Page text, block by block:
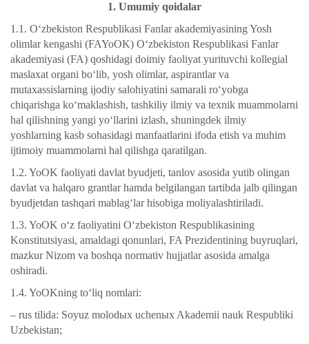
1. Umumiy qoidalar
1.1. O‘zbekiston Respublikasi Fanlar akademiyasining Yosh
olimlar kengashi (FAYoOK) O‘zbekiston Respublikasi Fanlar
akademiyasi (FA) qoshidagi doimiy faoliyat yurituvchi kollegial
maslaxat organi bo‘lib, yosh olimlar, aspirantlar va
mutaxassislarning ijodiy salohiyatini samarali ro‘yobga
chiqarishga ko‘maklashish, tashkiliy ilmiy va texnik muammolarni
hal qilishning yangi yo‘llarini izlash, shuningdek ilmiy
yoshlarning kasb sohasidagi manfaatlarini ifoda etish va muhim
ijtimoiy muammolarni hal qilishga qaratilgan.
1.2. YoOK faoliyati davlat byudjeti, tanlov asosida yutib olingan
davlat va halqaro grantlar hamda belgilangan tartibda jalb qilingan
byudjetdan tashqari mablag‘lar hisobiga moliyalashtiriladi.
1.3. YoOK o‘z faoliyatini O‘zbekiston Respublikasining
Konstitutsiyasi, amaldagi qonunlari, FA Prezidentining buyruqlari,
mazkur Nizom va boshqa normativ hujjatlar asosida amalga
oshiradi.
1.4. YoOKning to‘liq nomlari:
– rus tilida: Soyuz molodыx uchenыx Akademii nauk Respubliki
Uzbekistan;